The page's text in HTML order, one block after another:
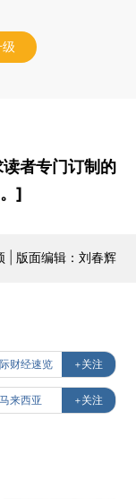
者专门订制的
。]
| 版面编辑：刘春辉
财经速览 +关注
来西亚 +关注